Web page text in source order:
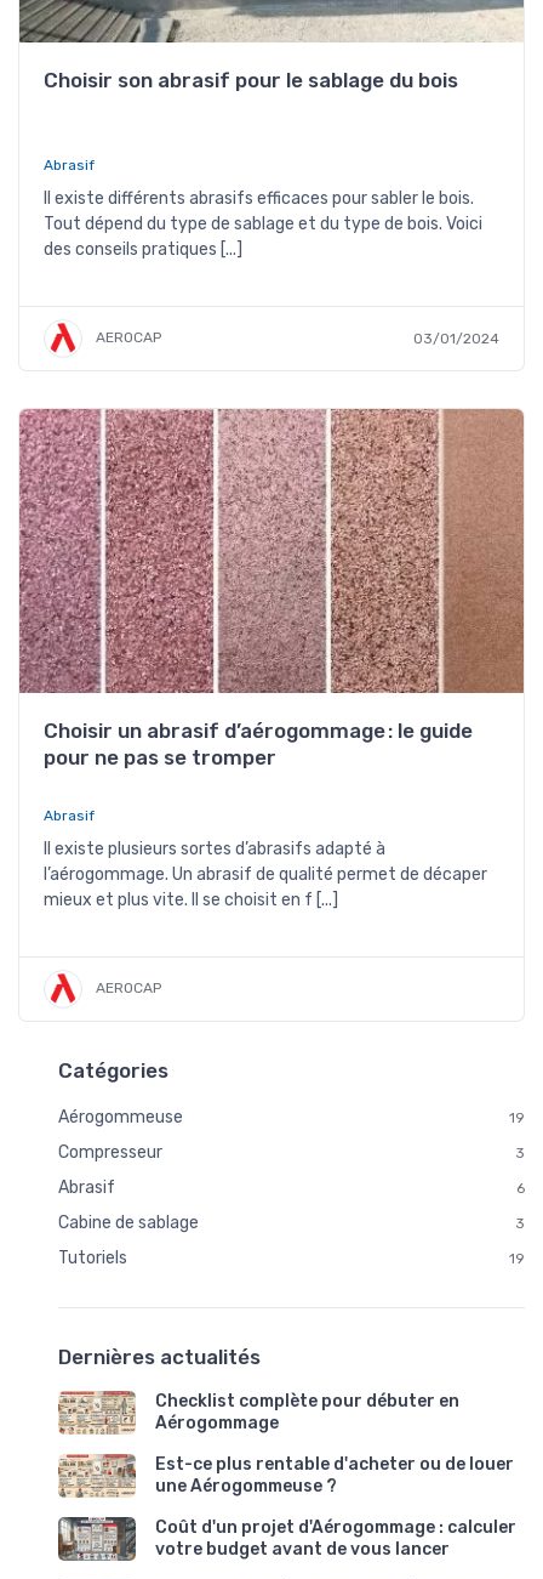
Choisir son abrasif pour le sablage du bois
Abrasif
Il existe différents abrasifs efficaces pour sabler le bois.
Tout dépend du type de sablage et du type de bois. Voici
des conseils pratiques [...]
AEROCAP 03/01/2024
Choisir un abrasif d’aérogommage : le guide
pour ne pas se tromper
Abrasif
Il existe plusieurs sortes d’abrasifs adapté à
l’aérogommage. Un abrasif de qualité permet de décaper
mieux et plus vite. Il se choisit en f [...]
AEROCAP
Catégories
Aérogommeuse 19
Compresseur 3
Abrasif 6
Cabine de sablage 3
Tutoriels 19
Dernières actualités
Checklist complète pour débuter en
Aérogommage
Est-ce plus rentable d'acheter ou de louer
une Aérogommeuse ?
Coût d'un projet d'Aérogommage : calculer
votre budget avant de vous lancer